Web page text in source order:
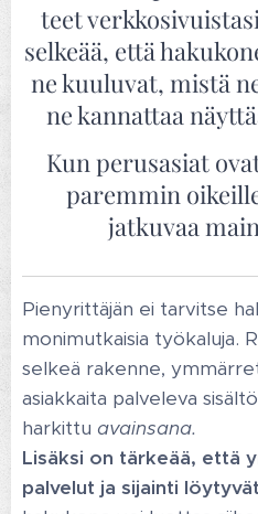
teet
selkeää, että
ne kuuluvat, mistä
ne kannattaa
Kun perusasiat
paremmin
jatkuvaa
Pienyrittäjän ei tarvitse
monimutkaisia työkaluja.
selkeä rakenne,
asiakkaita palveleva
harkittu avainsana.
Lisäksi on tärkeää, että
palvelut ja sijainti